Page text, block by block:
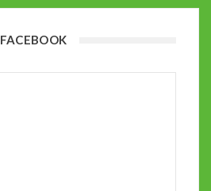
FACEBOOK